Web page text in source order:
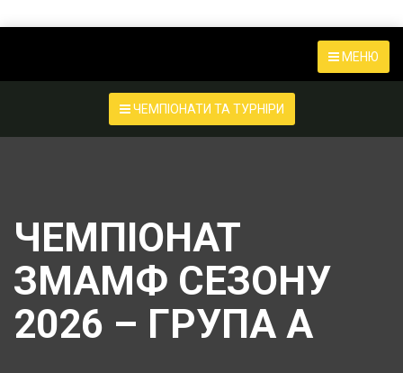
МЕНЮ
ЧЕМПІОНАТИ ТА ТУРНІРИ
ЧЕМПІОНАТ
ЗМАМФ СЕЗОНУ
2026 – ГРУПА А